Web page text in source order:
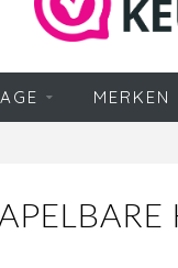
MERKEN